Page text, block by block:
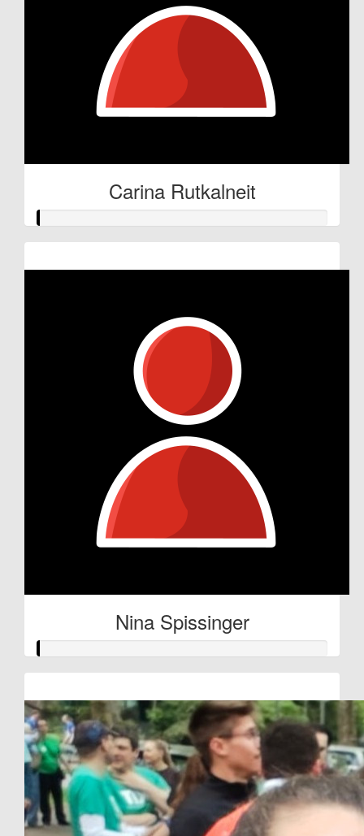
Carina Rutkalneit
Nina Spissinger